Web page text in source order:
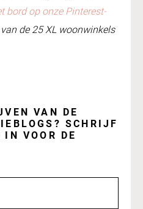
bord op onze Pinterest-
de 25 XL woonwinkels
VAN DE
SCHRIJF
VOOR DE